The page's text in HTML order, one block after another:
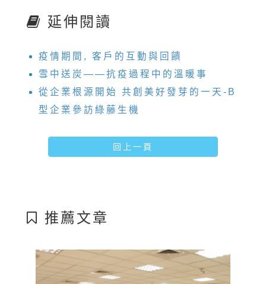
延伸閱讀
疫情期間, 客戶的互動與回饋
雪中送炭——抗疫過程中的溫暖事
從企業根源開始 共創美好發芽的一天-B
型企業參訪綠藤生機
回上一頁
推薦文章